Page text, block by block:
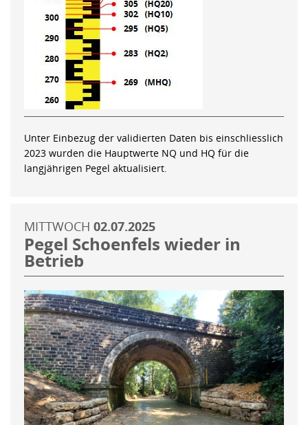
Unter Einbezug der validierten Daten bis einschliesslich
2023 wurden die Hauptwerte NQ und HQ für die
langjährigen Pegel aktualisiert.
MITTWOCH 02.07.2025
Pegel Schoenfels wieder in
Betrieb